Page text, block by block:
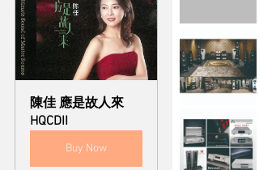
陳佳 應是故人來
HQCDII
Buy Now